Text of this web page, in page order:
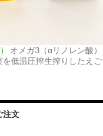
オメガ3（αリノレン酸
低温圧搾生搾りしたえご
注文